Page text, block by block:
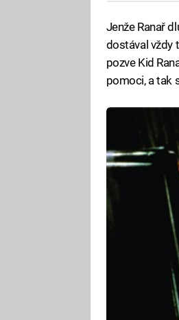
Jenže Ranař
dostával vždy
pozve Kid
pomoci, a tak